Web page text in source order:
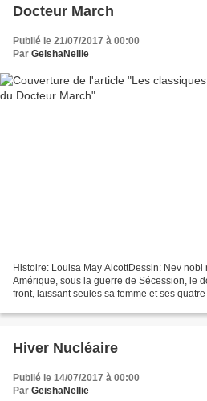
Docteur March
Publié le 21/07/2017 à 00:00
Par GeishaNellie
Histoire: Louisa May AlcottDessin: Nev
Amérique, sous la guerre de Sécession, le
front, laissant seules sa femme et ses
Hiver Nucléaire
Publié le 14/07/2017 à 00:00
Par GeishaNellie